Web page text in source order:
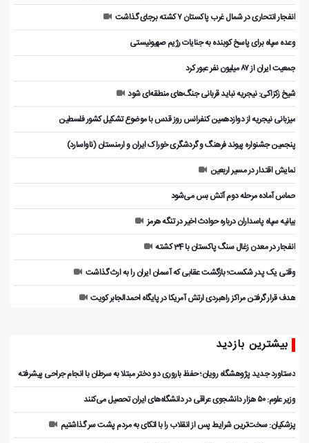
انفجار انتحاری در شمال غرب پاکستان ۷ کشته برجای گذاشت
وعده سپاه برای پاسخ کوبنده به جنایات رژیم صهیونیستی
جمعیت ایران از ۸۷ میلیون نفر عبور کرد
شیخ زکزاکی: نیجریه نباید قربانی جنگ‌های منطقه‌ای شود
میزبانی نیجریه از دوازدهمین کنفرانس روز قدس با موضوع تشکیل کشور فلسطین
پنجمین جشنواره پیوند فرهنگ و گردشگر‌ی خوراک ایران و ارمنستان (ناواسارد)
نمایش اقتدار در مسیر اربعین
حماس آماده مرحله دوم آتش بس می‌شود
بیانیه سپاه پاسداران درباره حوادث اخیر در تنگه هرمز
انفجار در معدن زغال سنگ پاکستان با 34 کشته
وقتی یک پدر شکست؛ بازگشت عقابی که آسمان ایران را به ارث گذاشت
هدف قرار گرفتن مراکز راهبردی ارتش آمریکا در پایگاه احمدالجابر کویت
بیشترین بازدید
دستاورد جدید پژوهشگاه رویان؛ حفظ باروری دو دختر مبتلا به سرطان با انجام جراحی پیشرفته
وزیر علوم: ۵۰ هزار دانشجوی عراقی در دانشگاه‌های ایران تحصیل می‌کنند
پزشکیان: سخت‌ترین شرایط پس از انقلاب را با اتکای به مردم پشت سر گذاشتیم